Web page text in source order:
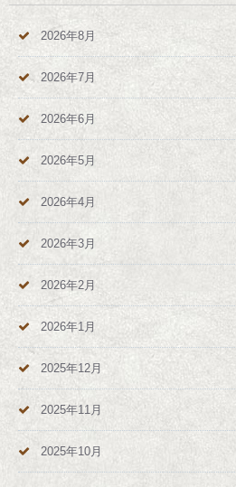
2026年8月
2026年7月
2026年6月
2026年5月
2026年4月
2026年3月
2026年2月
2026年1月
2025年12月
2025年11月
2025年10月